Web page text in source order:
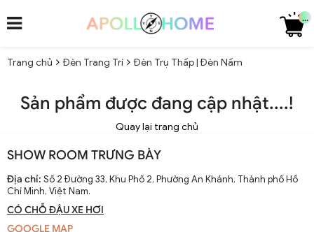
...
Trang chủ Đèn Trang Trí Đèn Trụ Thấp | Đèn Nấm
Sản phẩm được đang cập nhật....!
Quay lại trang chủ
SHOW ROOM TRƯNG BÀY
Địa chỉ: Số 2 Đường 33, Khu Phố 2, Phường An Khánh, Thành phố Hồ
Chí Minh, Việt Nam.
CÓ CHỖ ĐẬU XE HƠI
GOOGLE MAP